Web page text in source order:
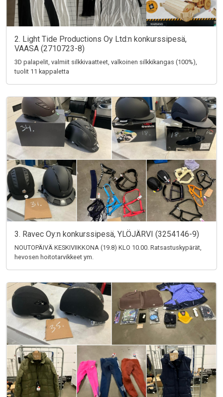
2. Light Tide Productions Oy Ltd:n konkurssipesä,
VAASA (2710723-8)
3D palapelit, valmiit silkkivaatteet, valkoinen silkkikangas (100%),
tuolit 11 kappaletta
3. Ravec Oy:n konkurssipesä, YLÖJÄRVI (3254146-9)
NOUTOPÄIVÄ KESKIVIIKKONA (19.8) KLO 10.00. Ratsastuskypärät,
hevosen hoitotarvikkeet ym.